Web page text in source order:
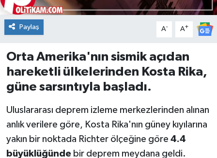
Paylaş A- A+
Orta Amerika'nın sismik açıdan
hareketli ülkelerinden Kosta Rika,
güne sarsıntıyla başladı.
Uluslararası deprem izleme merkezlerinden alınan
anlık verilere göre, Kosta Rika'nın güney kıyılarına
yakın bir noktada Richter ölçeğine göre 4.4
büyüklüğündebir deprem meydana geldi.
EĞİTİM
EKONOMİ
Erdek
Havran
İvrindi